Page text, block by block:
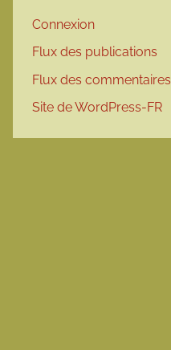
Connexion
Flux des publications
Flux des commentaires
Site de WordPress-FR